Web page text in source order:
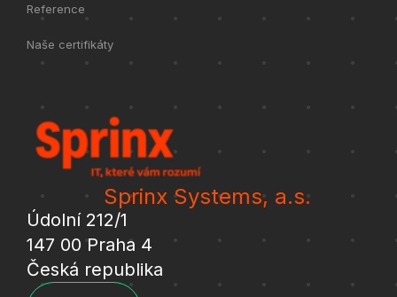
Reference
Naše certifikáty
Sprinx Systems, a.s.
Údolní 212/1
147 00 Praha 4
Česká republika